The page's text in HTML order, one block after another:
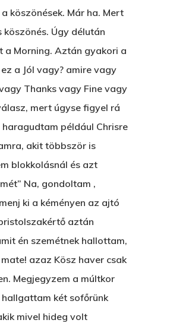
köszönések. Már ha. Mert
köszönés. Úgy délután
a Morning. Aztán gyakori a
a Jól vagy? amire vagy
Thanks vagy Fine vagy
mert úgyse figyel rá
haragudtam például Chrisre
akit többször is
blokkolásnál és azt
Na, gondoltam ,
ki a kéményen az ajtó
aztán
én szemétnek hallottam,
azaz Kösz haver csak
Megjegyzem a múltkor
két sofőrünk
mivel hideg volt
Egy Be-Fektetést,
Betli
Egy Világbajnokságot,
VOLT EGYSZER EGY
ÁRULÓ!
AZ IGAZI AJÁNDÉK
Párizs És Újra MI
ELMENT A VILLAMOS
EGY BANKOT, ÖDÖN?
Manhattan, NY
T:+216 (0)40 3629
E: